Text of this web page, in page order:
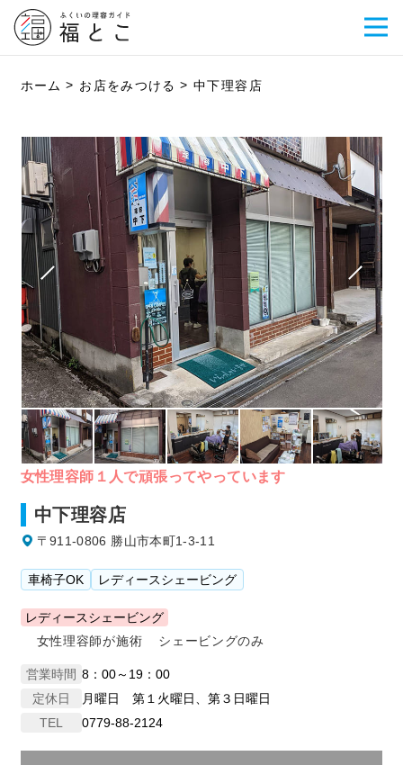
ホーム お店をみつける 中下理容店
女性理容師１人で頑張ってやっています
中下理容店
〒911-0806 勝山市本町1-3-11
車椅子OK レディースシェービング
レディースシェービング
女性理容師が施術
シェービングのみ
営業時間 8：00～19：00
定休日
月曜日 第１火曜日、第３日曜日
TEL
0779-88-2124